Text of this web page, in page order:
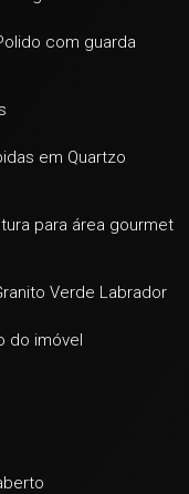
com guarda
em Quartzo
para área gourmet
Verde Labrador
do imóvel